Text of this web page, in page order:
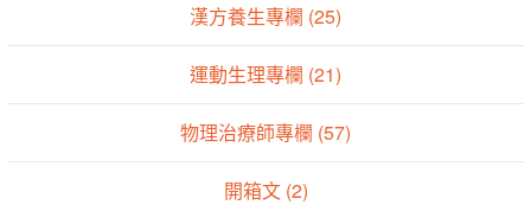
漢方養生專欄 (25)
運動生理專欄 (21)
物理治療師專欄 (57)
開箱文 (2)